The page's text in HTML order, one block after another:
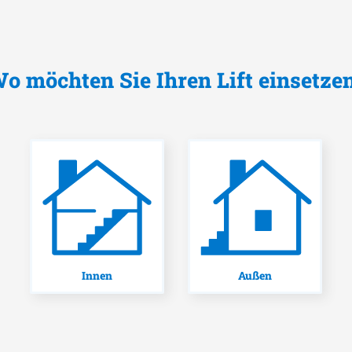
möchten Sie Ihren Lift
Innen Außen